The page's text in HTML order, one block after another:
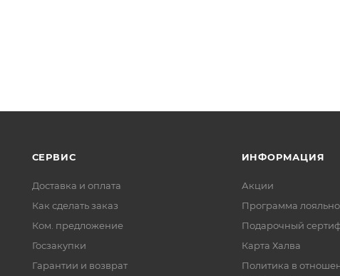
СЕРВИС
Доставка и оплата
Как сделать заказ
Ком. предложение
Госзакупки
Гарантии и возврат
ИНФОРМАЦИЯ
Акции
Программа
Подарочный
Карта Халва
Политика в